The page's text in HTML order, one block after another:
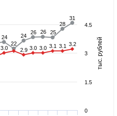
тыс. рублей
24
24
22
22
24
24
26
26 26
26 25
25
28
28
31
31
3.0
3.0 2.9
2.9 3.0
3.0 3.0
3.0 3.1
3.1 3.1
3.1 3.2
3.2
0
1.5
3
4.5